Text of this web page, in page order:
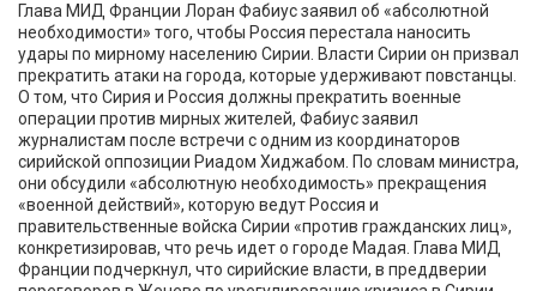
Глава МИД Франции Лоран Фабиус заявил об «абсолютной
необходимости» того, чтобы Россия перестала наносить
удары по мирному населению Сирии. Власти Сирии он призвал
прекратить атаки на города, которые удерживают повстанцы.
О том, что Сирия и Россия должны прекратить военные
операции против мирных жителей, Фабиус заявил
журналистам после встречи с одним из координаторов
сирийской оппозиции Риадом Хиджабом. По словам министра,
они обсудили «абсолютную необходимость» прекращения
«военной действий», которую ведут Россия и
правительственные войска Сирии «против гражданских лиц»,
конкретизировав, что речь идет о городе Мадая. Глава МИД
Франции подчеркнул, что сирийские власти, в преддверии